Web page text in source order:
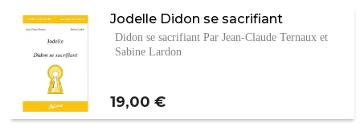
Jodelle Didon se sacrifiant
Didon se sacrifiant Par Jean-Claude Ternaux et
Sabine Lardon
Prix
19,00 €